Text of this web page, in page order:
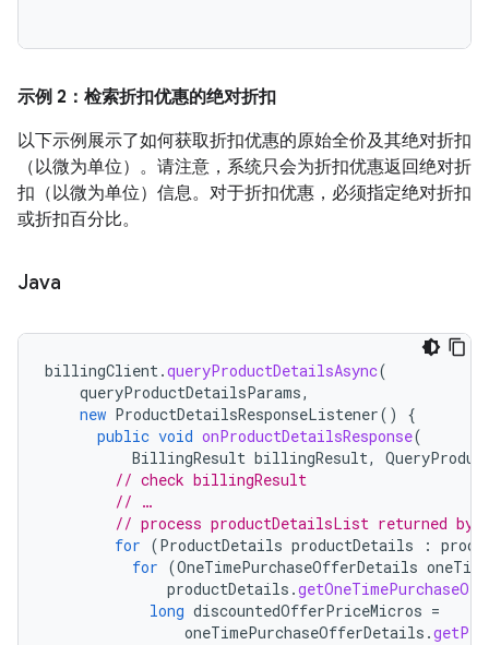
示例 2：检索折扣优惠的绝对折扣
以下示例展示了如何获取折扣优惠的原始全价及其绝对折扣
（以微为单位）。请注意，系统只会为折扣优惠返回绝对折
扣（以微为单位）信息。对于折扣优惠，必须指定绝对折扣
或折扣百分比。
Java
billingClient.queryProductDetailsAsync(
queryProductDetailsParams,
new ProductDetailsResponseListener()
{
public void onProductDetailsResponse(
BillingResult billingResult,
// check billingResult
// …
// process productDetailsList returned by
for (ProductDetails productDetails :
for (OneTimePurchaseOfferDetails
productDetails .
long discountedOfferPriceMicros =
oneTimePurchaseOfferDetails .